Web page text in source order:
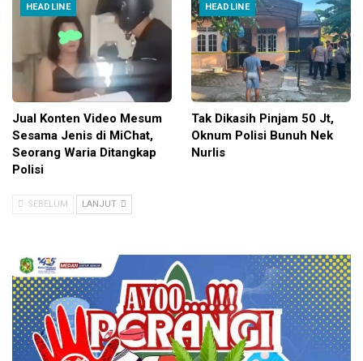
HEADLINE
Jual Konten Video Mesum
Sesama Jenis di MiChat,
Seorang Waria Ditangkap
Polisi
HEADLINE
Tak Dikasih Pinjam 50 Jt,
Oknum Polisi Bunuh Nek
Nurlis
SEBELUM LANJUT